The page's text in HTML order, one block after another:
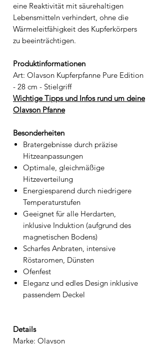
eine Reaktivität mit säurehaltigen
Lebensmitteln verhindert, ohne die
Wärmeleitfähigkeit des Kupferkörpers
zu beeinträchtigen.
Produktinformationen
Art: Olavson Kupferpfanne Pure Edition
- 28 cm - Stielgriff
Wichtige Tipps und Infos rund um deine
Olavson Pfanne
Besonderheiten
Bratergebnisse durch präzise
Hitzeanpassungen
Optimale, gleichmäßige
Hitzeverteilung
Energiesparend durch niedrigere
Temperaturstufen
Geeignet für alle Herdarten,
inklusive Induktion (aufgrund des
magnetischen Bodens)
Scharfes Anbraten, intensive
Röstaromen, Dünsten
Ofenfest
Eleganz und edles Design inklusive
passendem Deckel
Details
Marke: Olavson